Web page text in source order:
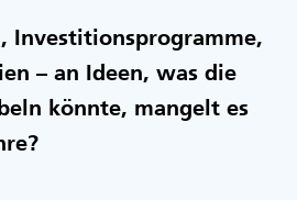
Investitionsprogramme,
– an Ideen, was die
könnte, mangelt es